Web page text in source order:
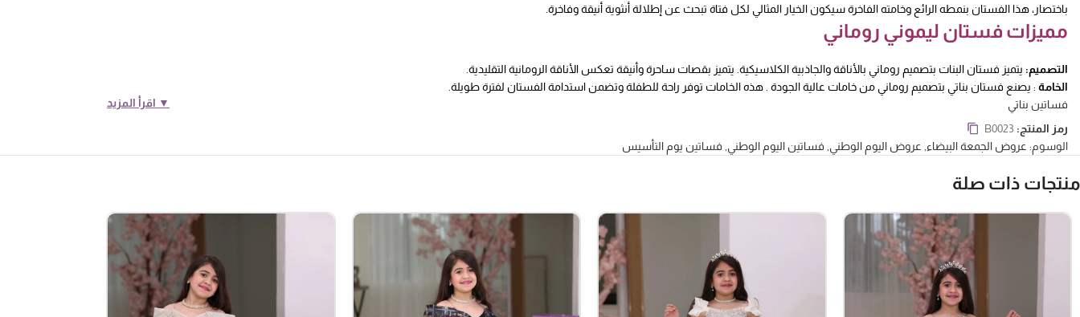
باختصار، هذا الفستان بنمطه الرائع وخامته الفاخرة سيكون الخيار المثالي لكل فتاة تبحث عن إطلالة أنثوية أنيقة وفاخرة.
▼ اقرأ المزيد
مميزات فستان ليموني روماني
التصميم: يتميز فستان البنات بتصميم روماني بالأناقة والجاذبية الكلاسيكية. يتميز بقصات ساحرة وأنيقة تعكس الأناقة الرومانية التقليدية.
الخامة : يصنع فستان بناتي بتصميم روماني من خامات عالية الجودة . هذه الخامات توفر راحة للطفلة وتضمن استدامة الفستان لفترة طويلة.
فساتين بناتي
رمز المنتج: B0023
الوسوم: عروض الجمعة البيضاء عروض اليوم الوطني فساتين اليوم الوطني فساتين يوم التأسيس
منتجات ذات صلة